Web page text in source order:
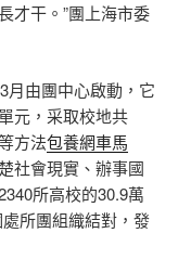
才干。”團上海市委
由團中心啟動，它
元，采取校地共
方法包養網車馬
社會現實、辦事國
所高校的30.9萬
所團組織結對，發